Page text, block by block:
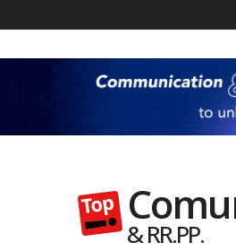
& RR.PP.